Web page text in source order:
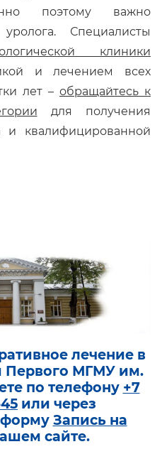
поэтому важно
Специалисты
клиники
и лечением всех
лет – обращайтесь к
для получения
и квалифицированной
лечение в
Первого МГМУ им.
по телефону +7
или через
форму Запись на
сайте.